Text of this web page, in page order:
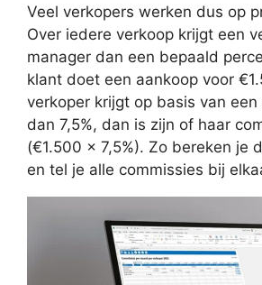
Veel verkopers werken dus op
Over iedere verkoop krijgt een
manager dan een bepaald
klant doet een aankoop voor
verkoper krijgt op basis van
dan 7,5%, dan is zijn of haar
(€1.500 x 7,5%). Zo bereken je
en tel je alle commissies bij